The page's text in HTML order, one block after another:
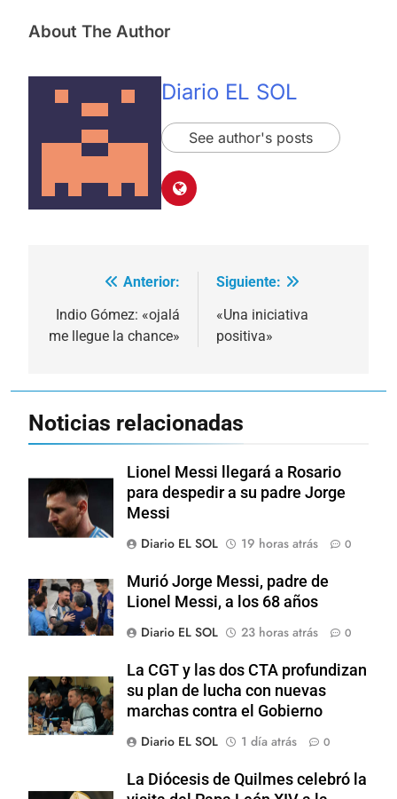
About The Author
Diario EL SOL
See author's posts
Navegación
de
entradas
Anterior:
Indio Gómez: «ojalá
me llegue la chance»
Siguiente:
«Una iniciativa
positiva»
Noticias relacionadas
Lionel Messi llegará a Rosario
para despedir a su padre Jorge
Messi
Diario EL SOL
19 horas atrás 0
Murió Jorge Messi, padre de
Lionel Messi, a los 68 años
Diario EL SOL
23 horas atrás 0
La CGT y las dos CTA profundizan
su plan de lucha con nuevas
marchas contra el Gobierno
Diario EL SOL
1 día atrás 0
La Diócesis de Quilmes celebró la